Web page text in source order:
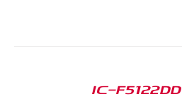
IC-F5122DD